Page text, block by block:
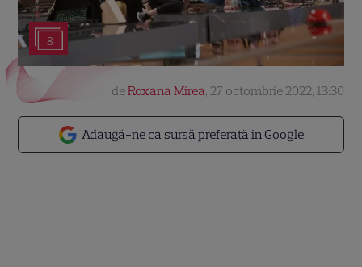
8
Adaugă-ne ca sursă preferată în Google
deRoxana Mirea, 27 octombrie 2022, 13:30